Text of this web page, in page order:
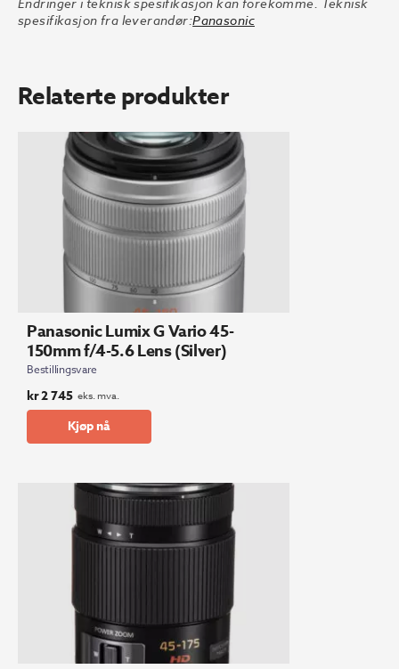
Endringer i teknisk spesifikasjon kan forekomme. Teknisk
spesifikasjon fra leverandør:Panasonic
Relaterte produkter
Panasonic Lumix G Vario 45-
150mm f/4-5.6 Lens (Silver)
Bestillingsvare
kr2 745 eks. mva.
Kjøp nå